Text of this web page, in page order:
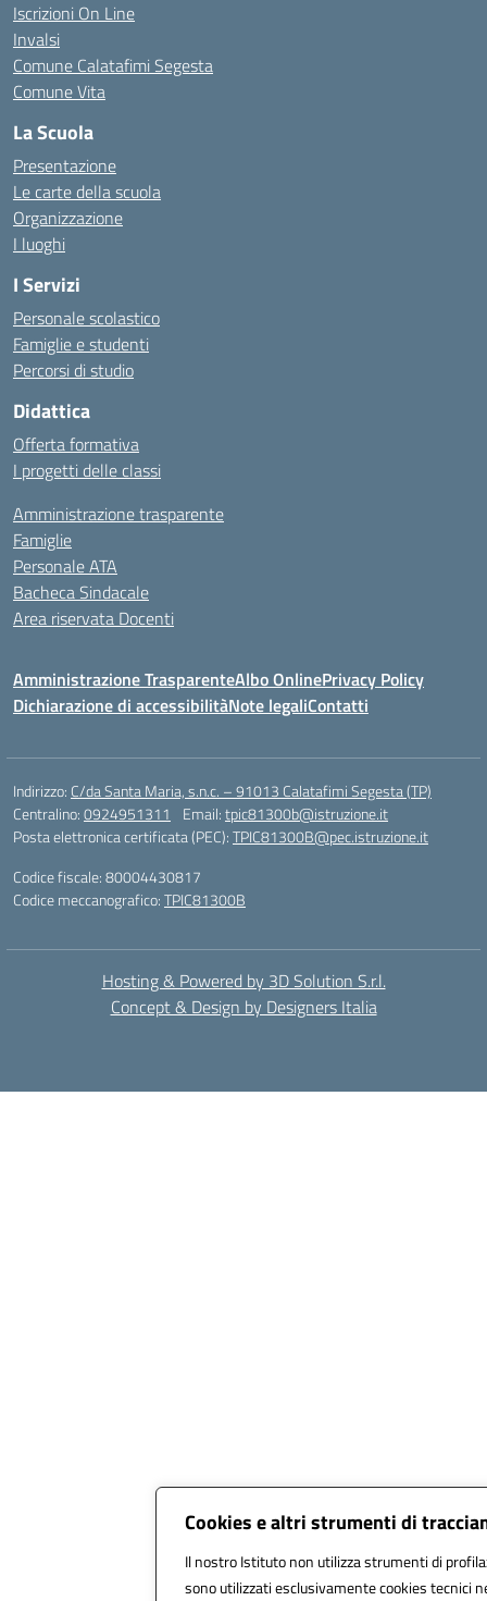
Cookies e altri strumenti di
Il nostro Istituto non utilizza strumenti di
sono utilizzati esclusivamente cookies tecnici
Iscrizioni On Line
Invalsi
Comune Calatafimi Segesta
Comune Vita
La Scuola
Presentazione
Le carte della scuola
Organizzazione
I luoghi
I Servizi
Personale scolastico
Famiglie e studenti
Percorsi di studio
Didattica
Offerta formativa
I progetti delle classi
Amministrazione trasparente
Famiglie
Personale ATA
Bacheca Sindacale
Area riservata Docenti
Amministrazione TrasparenteAlbo OnlinePrivacy Policy
Dichiarazione di accessibilitàNote legaliContatti
Indirizzo: C/da Santa Maria, s.n.c. – 91013 Calatafimi Segesta (TP)
Centralino:0924951311 Email:tpic81300b@istruzione.it
Posta elettronica certificata (PEC):TPIC81300B@pec.istruzione.it
Codice fiscale: 80004430817
Codice meccanografico:TPIC81300B
Hosting & Powered by 3D Solution S.r.l.
Concept & Design by Designers Italia